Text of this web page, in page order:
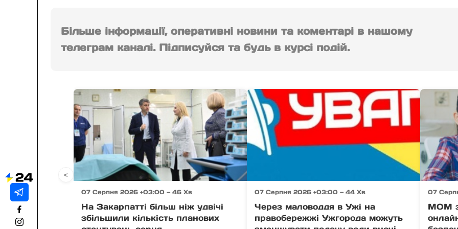
Більше інформації, оперативні новини та коментарі в нашому
телеграм каналі. Підписуйся та будь в курсі подій.
07 Серпня 2026 +03:00 — 46 Хв
На Закарпатті більш ніж удвічі
збільшили кількість планових
07 Серпня 2026 +03:00 — 44 Хв
Через маловоддя в Ужі на
правобережжі Ужгорода можуть
07
МОМ
<